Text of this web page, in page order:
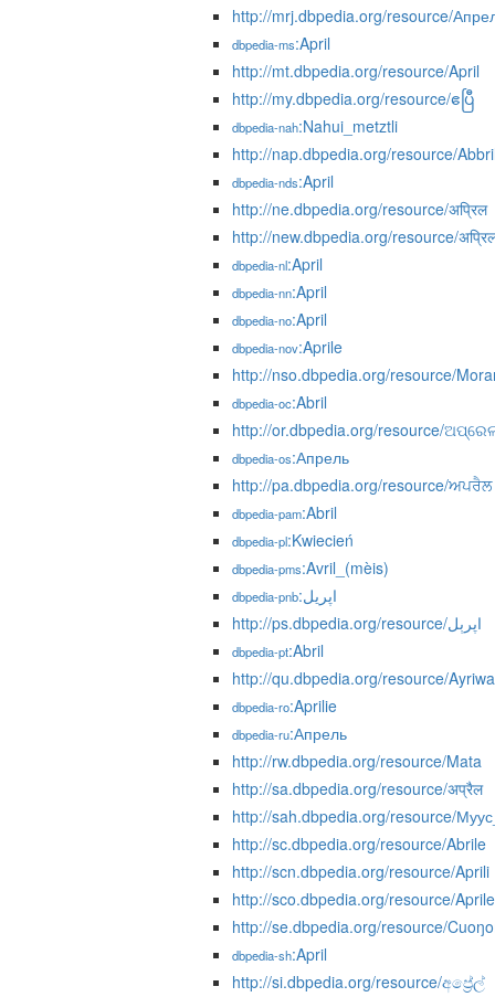
http://mrj.dbpedia.org/resource/
dbpedia-ms:April
http://mt.dbpedia.org/resource/April
http://my.dbpedia.org/resource/ဧပြီ
dbpedia-nah:Nahui_metztli
http://nap.dbpedia.org/resource/
dbpedia-nds:April
http://ne.dbpedia.org/resource/अप्रिल
http://new.dbpedia.org/resource/
dbpedia-nl:April
dbpedia-nn:April
dbpedia-no:April
dbpedia-nov:Aprile
http://nso.dbpedia.org/resource/
dbpedia-oc:Abril
http://or.dbpedia.org/resource/
dbpedia-os:Апрель
http://pa.dbpedia.org/resource/ਅਪਰੈਲ
dbpedia-pam:Abril
dbpedia-pl:Kwiecień
dbpedia-pms:Avril_(mèis)
dbpedia-pnb :اپریل
http://ps.dbpedia.org/resource/اپرېل
dbpedia-pt:Abril
http://qu.dbpedia.org/resource/
dbpedia-ro:Aprilie
dbpedia-ru:Апрель
http://rw.dbpedia.org/resource/Mata
http://sa.dbpedia.org/resource/अप्रैल
http://sah.dbpedia.org/resource/
http://sc.dbpedia.org/resource/Abrile
http://scn.dbpedia.org/resource/Aprili
http://sco.dbpedia.org/resource/Aprile
http://se.dbpedia.org/resource/
dbpedia-sh:April
http://si.dbpedia.org/resource/අප්‍රේල්